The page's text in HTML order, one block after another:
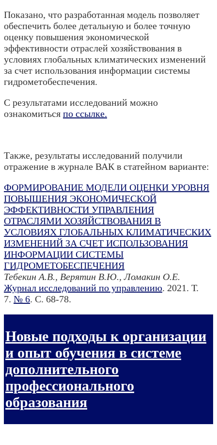
Показано, что разработанная модель позволяет
обеспечить более детальную и более точную
оценку повышения экономической
эффективности отраслей хозяйствования в
условиях глобальных климатических изменений
за счет использования информации системы
гидрометобеспечения.
С результатами исследований можно
ознакомиться по ссылке.
Также, результаты исследований получили
отражение в журнале ВАК в статейном варианте:
ФОРМИРОВАНИЕ МОДЕЛИ ОЦЕНКИ УРОВНЯ
ПОВЫШЕНИЯ ЭКОНОМИЧЕСКОЙ
ЭФФЕКТИВНОСТИ УПРАВЛЕНИЯ
ОТРАСЛЯМИ ХОЗЯЙСТВОВАНИЯ В
УСЛОВИЯХ ГЛОБАЛЬНЫХ КЛИМАТИЧЕСКИХ
ИЗМЕНЕНИЙ ЗА СЧЕТ ИСПОЛЬЗОВАНИЯ
ИНФОРМАЦИИ СИСТЕМЫ
ГИДРОМЕТОБЕСПЕЧЕНИЯ
Тебекин А.В., Верятин В.Ю., Ломакин О.Е.
Журнал исследований по управлению. 2021. Т.
7. № 6. С. 68-78.
Новые подходы к организации
и опыт обучения в системе
дополнительного
профессионального
образования